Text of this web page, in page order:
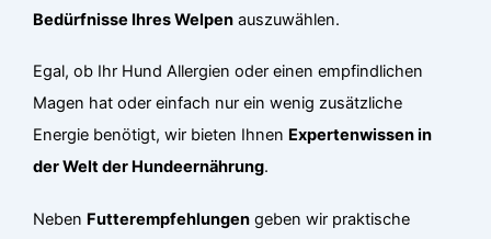
Bedürfnisse Ihres Welpen auszuwählen.
Egal, ob Ihr Hund Allergien oder einen empfindlichen
Magen hat oder einfach nur ein wenig zusätzliche
Energie benötigt, wir bieten Ihnen Expertenwissen in
der Welt der Hundeernährung.
Neben Futterempfehlungen geben wir praktische